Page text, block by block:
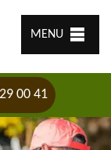
MENU
00 41